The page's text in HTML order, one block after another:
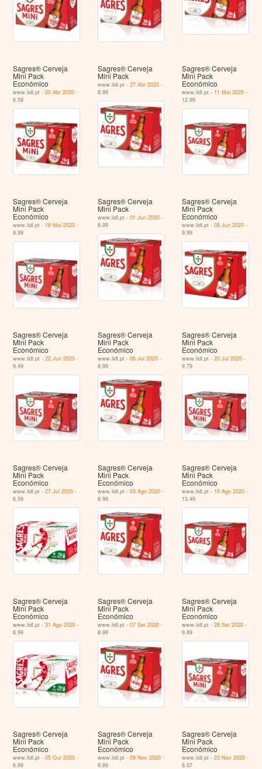
Sagres® Cerveja
Mini Pack
Económico
www.lidl.pt -20 Abr 2020 -
6.59
Sagres® Cerveja
Mini Pack
www.lidl.pt - 27 Abr 2020-
8.99
Sagres® Cerveja
Mini Pack
Económico
www.lidl.pt - 11 Mai 2020 -
12.99
Sagres® Cerveja
Mini Pack
Económico
www.lidl.pt - 18 Mai 2020 -
9.99
Sagres® Cerveja
Mini Pack
www.lidl.pt - 01 Jun 2020-
8.99
Sagres® Cerveja
Mini Pack
Económico
www.lidl.pt -08 Jun 2020 -
9.99
Sagres® Cerveja
Mini Pack
Económico
www.lidl.pt -22 Jun 2020 -
9.49
Sagres® Cerveja
Mini Pack
Económico
www.lidl.pt - 06 Jul 2020-
8.99
Sagres® Cerveja
Mini Pack
Económico
www.lidl.pt -20 Jul 2020 -
9.79
Sagres® Cerveja
Mini Pack
Económico
www.lidl.pt -27 Jul 2020 -
6.59
Sagres® Cerveja
Mini Pack
Económico
www.lidl.pt - 03 Ago 2020-
8.99
Sagres® Cerveja
Mini Pack
Económico
www.lidl.pt - 10 Ago 2020 -
13.49
Sagres® Cerveja
Mini Pack
Económico
www.lidl.pt -31 Ago 2020 -
6.99
Sagres® Cerveja
Mini Pack
Económico
www.lidl.pt - 07 Set 2020-
8.99
Sagres® Cerveja
Mini Pack
Económico
www.lidl.pt -28 Set 2020 -
9.89
Sagres® Cerveja
Mini Pack
Económico
www.lidl.pt -05 Out 2020 -
6.99
Sagres® Cerveja
Mini Pack
Económico
www.lidl.pt - 09 Nov 2020-
9.89
Sagres® Cerveja
Mini Pack
Económico
www.lidl.pt -23 Nov 2020 -
6.57